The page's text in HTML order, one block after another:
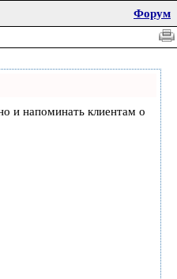
Форум
и напоминать клиентам о